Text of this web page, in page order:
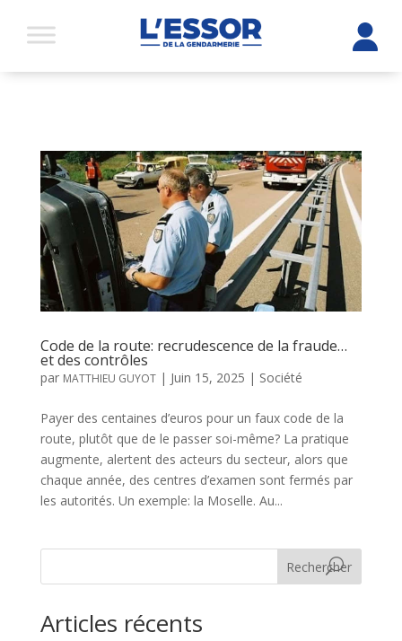
Code de la route: recrudescence de la fraude…
et des contrôles
par MATTHIEU GUYOT| Juin 15, 2025 | Société
Payer des centaines d’euros pour un faux code de la
route, plutôt que de le passer soi-même? La pratique
augmente, alertent des acteurs du secteur, alors que
chaque année, des centres d’examen sont fermés par
les autorités. Un exemple: la Moselle. Au...
Rechercher
Articles récents